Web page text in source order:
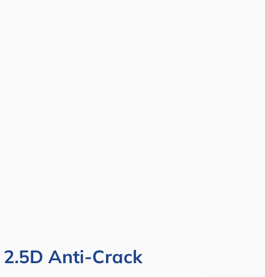
Anti-Crack